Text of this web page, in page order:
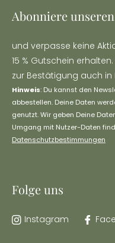
Abonniere
und verpasse keine
15 % Gutschein
zur Bestätigung auch
Hinweis: Du kannst den
abbestellen. Deine Daten
genutzt. Wir geben Deine
Umgang mit Nutzer-Daten
Datenschutzbestimmungen
Folge uns
Instagram